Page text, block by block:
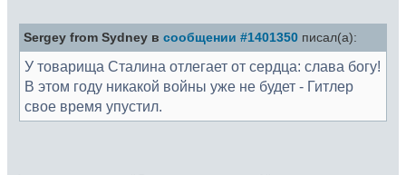
Sergey from Sydney в сообщении #1401350 писал(а):
У товарища Сталина отлегает от сердца: слава богу!
В этом году никакой войны уже не будет - Гитлер
свое время упустил.